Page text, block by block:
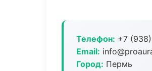
Телефон: +7
Email:
Город: Пермь